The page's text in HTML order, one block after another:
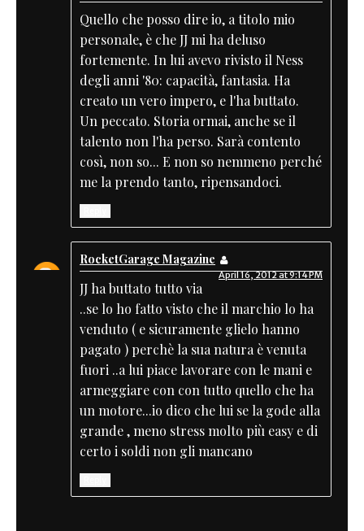
Quello che posso dire io, a titolo mio
personale, è che JJ mi ha deluso
fortemente. In lui avevo rivisto il Ness
degli anni '80: capacità, fantasia. Ha
creato un vero impero, e l'ha buttato.
Un peccato. Storia ormai, anche se il
talento non l'ha perso. Sarà contento
così, non so... E non so nemmeno perché
me la prendo tanto, ripensandoci.
RocketGarage Magazine
April 16, 2012 at 9:14 PM
JJ ha buttato tutto via
..se lo ho fatto visto che il marchio lo ha
venduto ( e sicuramente glielo hanno
pagato ) perchè la sua natura è venuta
fuori ..a lui piace lavorare con le mani e
armeggiare con con tutto quello che ha
un motore...io dico che lui se la gode alla
grande , meno stress molto più easy e di
certo i soldi non gli mancano